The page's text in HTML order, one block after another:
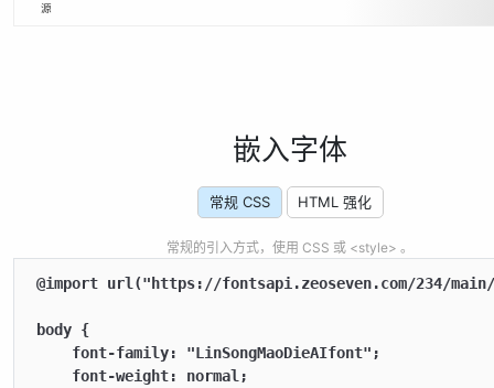
源
嵌入字体
常规 CSS HTML 强化
常规的引入方式，使用 CSS 或 <style> 。
@import url("https://fontsapi.zeoseven.com/234/
body {
    font-family: "LinSongMaoDieAIfont";
    font-weight: normal;